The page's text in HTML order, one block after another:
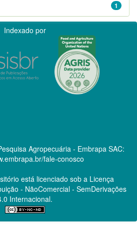
1
Indexado por
Agropecuária - Embrapa SAC:
fale-conosco
está licenciado sob a Licença
- NãoComercial - SemDerivações
Internacional.